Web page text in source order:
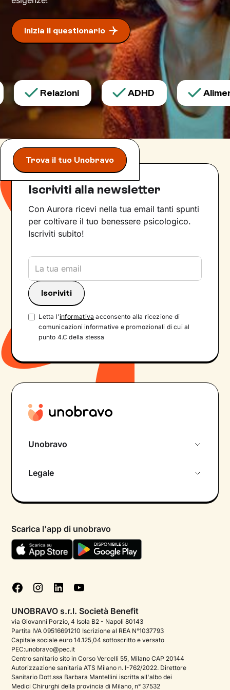
Inizia il questionario
Relazioni ADHD
Trova il tuo Unobravo
Iscriviti alla newsletter
Con Aurora ricevi nella tua email tanti spunti
per coltivare il tuo benessere psicologico.
Iscriviti subito!
Letta l'informativa acconsento alla ricezione di
comunicazioni informative e promozionali di cui al
punto 4.C della stessa
Unobravo
Psicologo in chat
Aiuto urgente
FAQ
Podcast di psicologia
Corporate
Psicologo italiano all'estero
Sala stampa
Legale
Termini e condizioni
Informativa Privacy
Cookie policy
Gestisci cookie
Scarica l'app di unobravo
UNOBRAVO s.r.l. Società Benefit
via Giovanni Porzio, 4 Isola B2 - Napoli 80143
Partita IVA 09516691210 Iscrizione al REA N°1037793
Capitale sociale euro 14.125,04 sottoscritto e versato
PEC:unobravo@pec.it
Centro sanitario sito in Corso Vercelli 55, Milano CAP 20144
Autorizzazione sanitaria ATS Milano n. I-762/2022. Direttore
Sanitario Dott.ssa Barbara Mantellini iscritta all'albo dei
Medici Chirurghi della provincia di Milano, n° 37532